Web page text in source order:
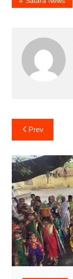
Post
navigation
Prev